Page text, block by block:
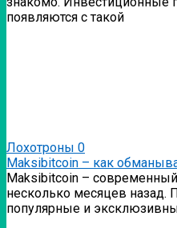
появляются с такой
Лохотроны 0
Мaksibitcoin – как
Мaksibitcoin –
несколько месяцев назад.
популярные и